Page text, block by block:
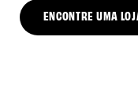
ENCONTRE UMA